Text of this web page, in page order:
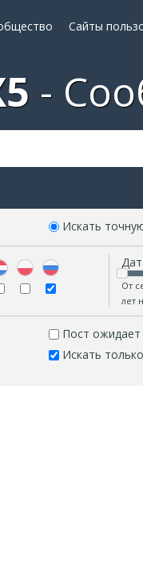
Сайты
Искать
От
лет
Пост ожидает
Искать